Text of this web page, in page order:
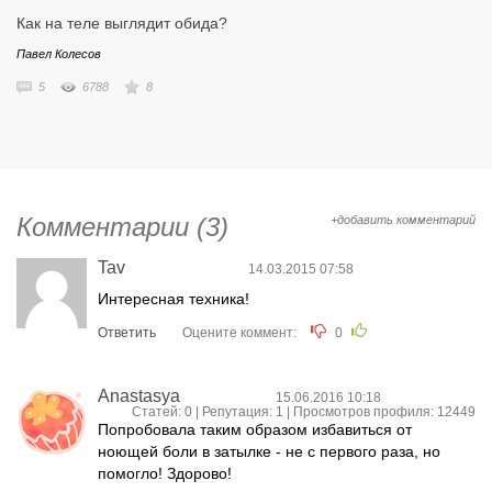
достигаторство - вот те области, в которых я сейчас в основном
Как на теле выглядит обида?
Павел Колесов
5 6788 8
Комментарии (3) +добавить комментарий
Tav 14.03.2015 07:58
Интересная техника!
Ответить Оцените коммент: 0
Anastasya
15.06.2016 10:18
Статей: 0 | Репутация: 1 | Просмотров профиля: 12449
Попробовала таким образом избавиться от
ноющей боли в затылке - не с первого раза, но
помогло! Здорово!